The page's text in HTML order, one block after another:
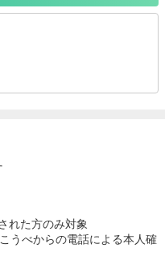
ックして下さい。
す）
れた方のみ対象
うべからの電話による本人確